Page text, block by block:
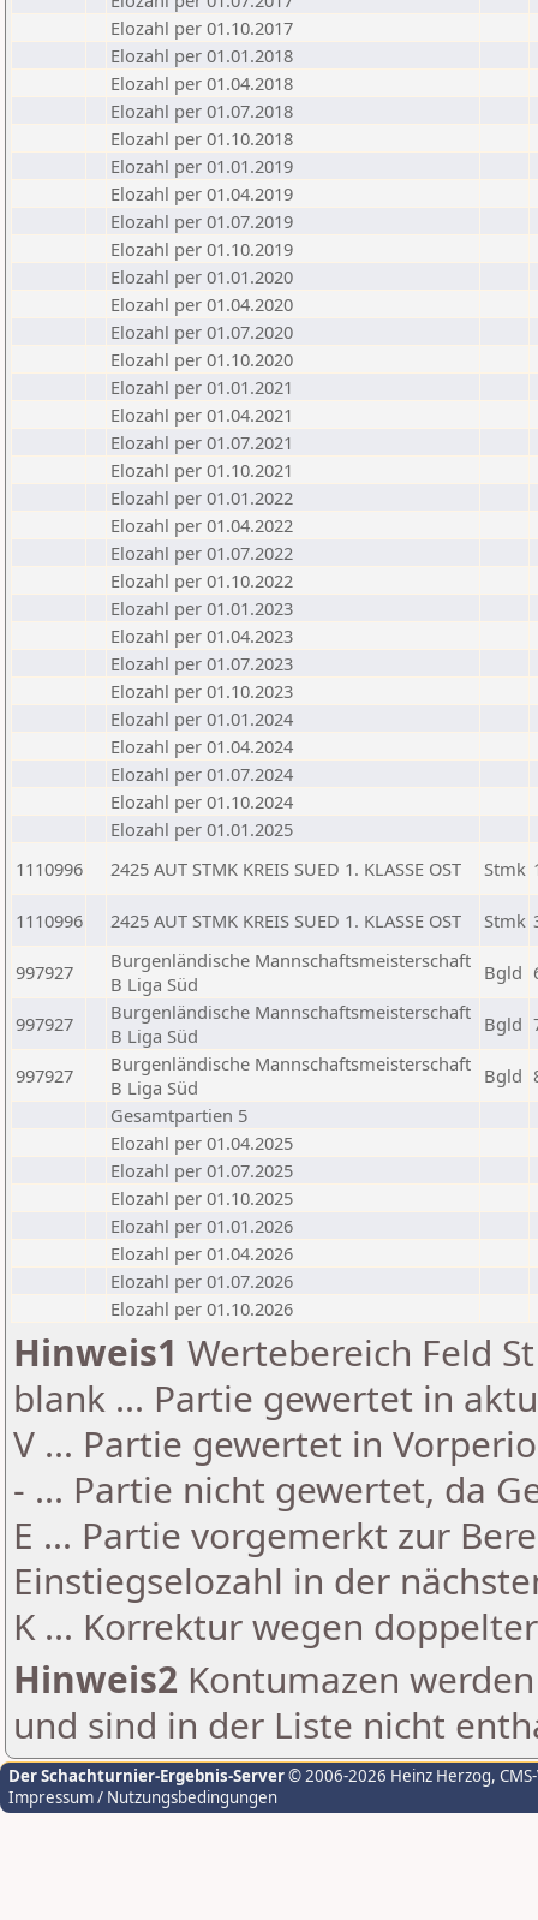
Elozahl per 01.10.2017
Elozahl per 01.01.2018
Elozahl per 01.04.2018
Elozahl per 01.07.2018
Elozahl per 01.10.2018
Elozahl per 01.01.2019
Elozahl per 01.04.2019
Elozahl per 01.07.2019
Elozahl per 01.10.2019
Elozahl per 01.01.2020
Elozahl per 01.04.2020
Elozahl per 01.07.2020
Elozahl per 01.10.2020
Elozahl per 01.01.2021
Elozahl per 01.04.2021
Elozahl per 01.07.2021
Elozahl per 01.10.2021
Elozahl per 01.01.2022
Elozahl per 01.04.2022
Elozahl per 01.07.2022
Elozahl per 01.10.2022
Elozahl per 01.01.2023
Elozahl per 01.04.2023
Elozahl per 01.07.2023
Elozahl per 01.10.2023
Elozahl per 01.01.2024
Elozahl per 01.04.2024
Elozahl per 01.07.2024
Elozahl per 01.10.2024
Elozahl per 01.01.2025
1110996
2425 AUT STMK KREIS SUED 1. KLASSE OST Stmk
1110996 2425 AUT STMK KREIS SUED 1. KLASSE OST Stmk
997927
Burgenländische Mannschaftsmeisterschaft
B Liga Süd
Bgld
997927
Burgenländische Mannschaftsmeisterschaft
B Liga Süd
Bgld
997927
Burgenländische Mannschaftsmeisterschaft
B Liga Süd
Bgld
Gesamtpartien 5
Elozahl per 01.04.2025
Elozahl per 01.07.2025
Elozahl per 01.10.2025
Elozahl per 01.01.2026
Elozahl per 01.04.2026
Elozahl per 01.07.2026
Elozahl per 01.10.2026
Hinweis1 Wertebereich Feld
blank ... Partie gewertet in
V ... Partie gewertet in
- ... Partie nicht gewertet, da
E ... Partie vorgemerkt zur
Einstiegselozahl in der
K ... Korrektur wegen
Hinweis2 Kontumazen
und sind in der Liste nicht
Der Schachturnier-Ergebnis-Server© 2006-2026 Heinz Herzog,
Impressum / Nutzungsbedingungen